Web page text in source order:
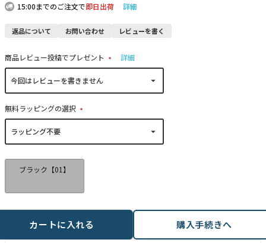
15:00までのご注文で即日出荷 詳細
返品について お問い合わせ レビューを書く
商品レビュー投稿でプレゼント
(
詳細
無料ラッピングの選択
(
ブラック【01】
カートに入れる 購入手続きへ